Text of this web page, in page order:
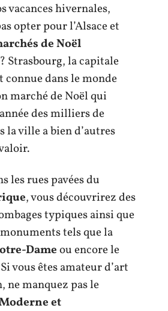
vacances hivernales,
opter pour l’Alsace et
de Noël
Strasbourg, la capitale
connue dans le monde
marché de Noël qui
des milliers de
la ville a bien d’autres
les rues pavées du
, vous découvrirez des
typiques ainsi que
tels que la
Dameou encore le
vous êtes amateur d’art
ne manquez pas le
et